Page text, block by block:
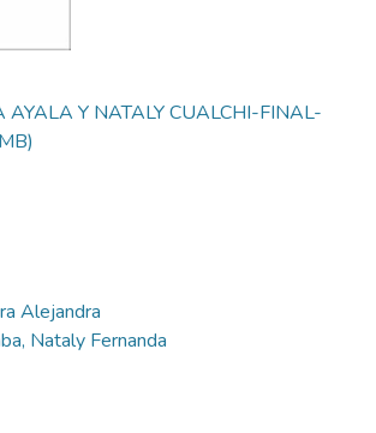
AYALA Y NATALY CUALCHI-FINAL-
Alejandra
Nataly Fernanda